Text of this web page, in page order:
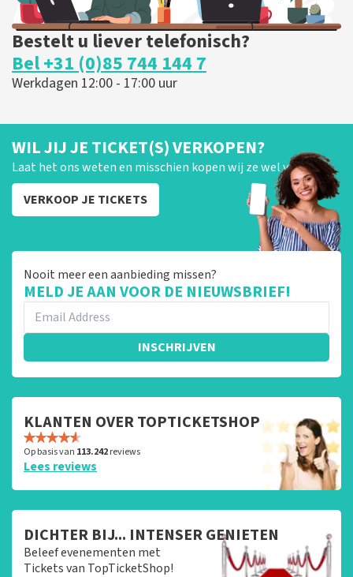
Bestelt u liever telefonisch?
Bel +31 (0)85 744 144 7
Werkdagen 12:00 - 17:00 uur
WIL JIJ JE TICKET(S) VERKOPEN?
Laat het ons weten en misschien kopen wij ze wel van je!
VERKOOP JE TICKETS
Nooit meer een aanbieding missen?
MELD JE AAN VOOR DE NIEUWSBRIEF!
INSCHRIJVEN
KLANTEN OVER TOPTICKETSHOP
Op basis van 113.242reviews
Lees reviews
DICHTER BIJ... INTENSER GENIETEN
Beleef evenementen met
Tickets van TopTicketShop!